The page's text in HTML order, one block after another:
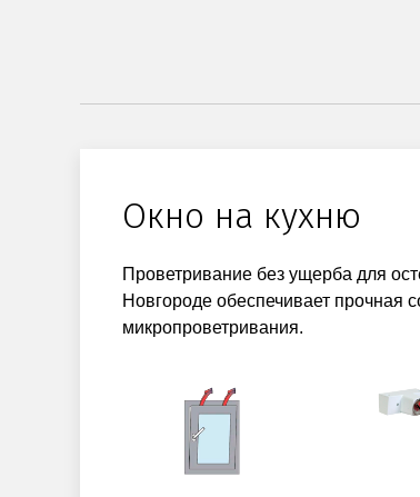
Окно на кухню
Проветривание без ущерба для
Новгороде обеспечивает прочная
микропроветривания.